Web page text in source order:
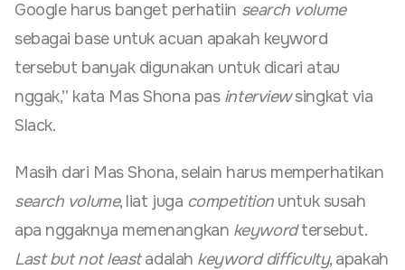
Google harus banget perhatiin search volume
sebagai base untuk acuan apakah keyword
tersebut banyak digunakan untuk dicari atau
nggak,” kata Mas Shona pas interviewsingkat via
Slack.
Masih dari Mas Shona, selain harus memperhatikan
search volume, liat juga competitionuntuk susah
apa nggaknya memenangkan keywordtersebut.
Last but not leastadalah keyword difficulty, apakah